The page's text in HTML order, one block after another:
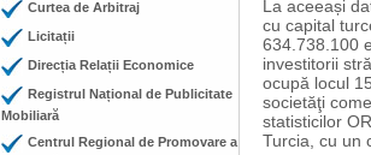
Curtea de Arbitraj
Licitații
Direcția Relații Economice
Registrul Național de Publicitate
Mobiliară
Centrul Regional de Promovare a
La aceeași
cu capital
634.738.100
investitorii
ocupă locul
societăţi
statisticilor
Turcia, cu un